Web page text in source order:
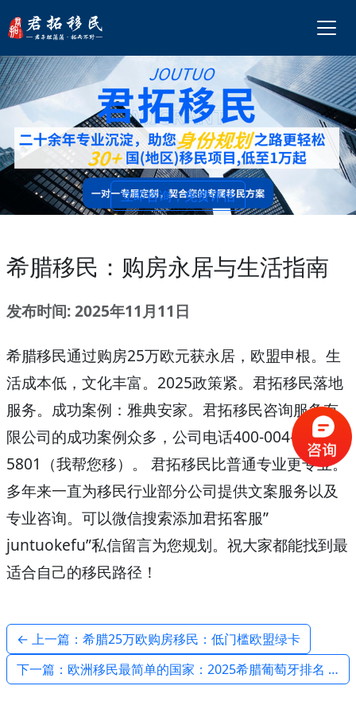
立即咨询，免费评估
希腊移民：购房永居与生活指南
发布时间: 2025年11月11日
希腊移民通过购房25万欧元获永居，欧盟申根。生
活成本低，文化丰富。2025政策紧。君拓移民落地
服务。成功案例：雅典安家。君拓移民咨询服务有
限公司的成功案例众多，公司电话400-004-
5801（我帮您移）。 君拓移民比普通专业更专业。
多年来一直为移民行业部分公司提供文案服务以及
专业咨询。可以微信搜索添加君拓客服”
juntuokefu”私信留言为您规划。祝大家都能找到最
适合自己的移民路径！
← 上一篇：希腊25万欧购房移民：低门槛欧盟绿卡
下一篇：欧洲移民最简单的国家：2025希腊葡萄牙排名 →